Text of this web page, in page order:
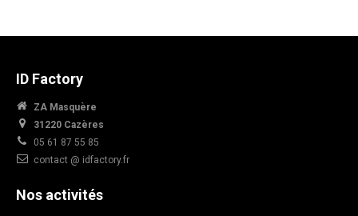
ID Factory
ZA Masquère
31220 Cazères
05 61 87 55 85
contact @ idfactory.fr
Nos activités